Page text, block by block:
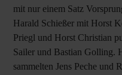
mit nur einem Satz
Harald Schießer mit Horst
Priegl und Horst Christian
Sailer und Bastian Golling.
sammelten Jens Peche und